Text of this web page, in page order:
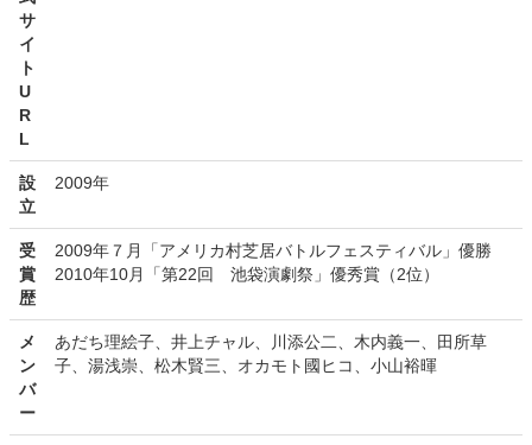
サ
イ
ト
U
R
L
設
立
2009年
受
賞
歴
2009年７月「アメリカ村芝居バトルフェスティバル」優勝
2010年10月「第22回 池袋演劇祭」優秀賞（2位）
メ
ン
バ
ー
あだち理絵子、井上チャル、川添公二、木内義一、田所草
子、湯浅崇、松木賢三、オカモト國ヒコ、小山裕暉